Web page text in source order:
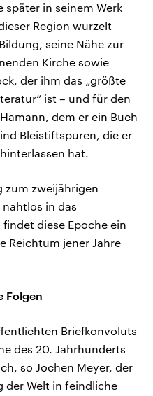
später in seinem Werk
Region wurzelt
seine Nähe zur
Kirche sowie
der ihm das „größte
ist – und für den
dem er ein Buch
Bleistiftspuren, die er
hat.
zum zweijährigen
in das
diese Epoche ein
Reichtum jener Jahre
Folgen
Briefkonvoluts
des 20. Jahrhunderts
so Jochen Meyer, der
der Welt in feindliche